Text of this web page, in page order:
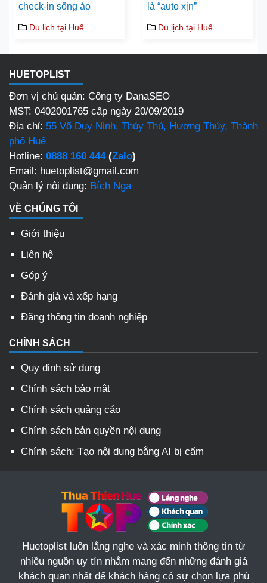
check-in sống ảo
Du lịch tại Huế
là “auto xịn”
Du lịch tại Huế
HUETOPLIST
Đơn vị chủ quản: Công ty DanaSEO
MST: 0402001765 cấp ngày 20/09/2019
Địa chỉ: 55 Võ Duy Ninh, Thủy Thủ, Hương Thủy, Thành
phố Huế
Hotline: 0888 160 444(Zalo)
Email: huetoplist@gmail.com
Quản lý nội dung: Bích Nga
VỀ CHÚNG TÔI
Giới thiệu
Liên hệ
Góp ý
Đánh giá và xếp hạng
Đăng thông tin doanh nghiệp
CHÍNH SÁCH
Quy định sử dụng
Chính sách bảo mật
Chính sách quảng cáo
Chính sách bản quyền nội dung
Chính sách: Tạo nội dung bằng AI bị cấm
Huetoplist luôn lắng nghe và xác minh thông tin từ
nhiều nguồn uy tín nhằm mang đến những đánh giá
khách quan nhất để khách hàng có sự chọn lựa phù